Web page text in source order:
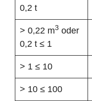
0,2 t
> 0,22 m3 oder
0,2 t ≤ 1
> 1 ≤ 10
> 10 ≤ 100